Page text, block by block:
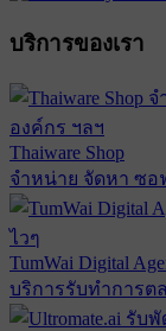
บริการของเรา
Thaiware Shop
จำหน่าย จัดหา ซ
TumWai Digital
บริการรับทำการต